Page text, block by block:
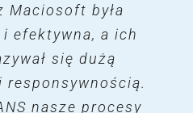
bardzo
procesy w
się na wielki
Wiele modułów
które
Maciosoft była
i efektywna, a ich
się dużą
nasze procesy
SPEDTRANS
z którą
od wielu lat, to
narzędzie,
ułatwia